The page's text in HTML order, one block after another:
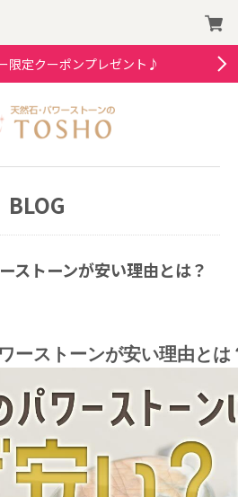
限定クーポンプレゼント♪
BLOG
ストーンが安い理由とは？
ーストーンが安い理由とは